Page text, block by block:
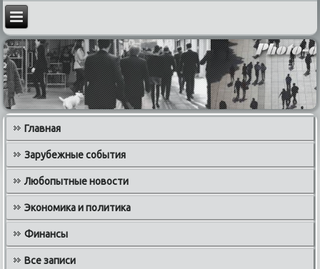
Главная
Зарубежные события
Любопытные новости
Экономика и политика
Финансы
Все записи